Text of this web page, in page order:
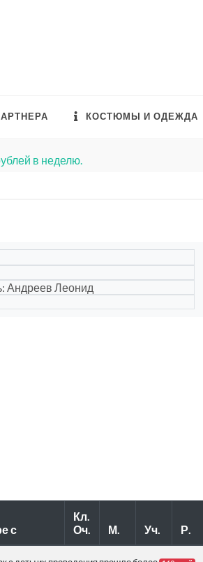
КОСТЮМЫ И ОДЕЖДА
в неделю.
Андреев Леонид
с
Кл.
Оч.
М. Уч. Р.